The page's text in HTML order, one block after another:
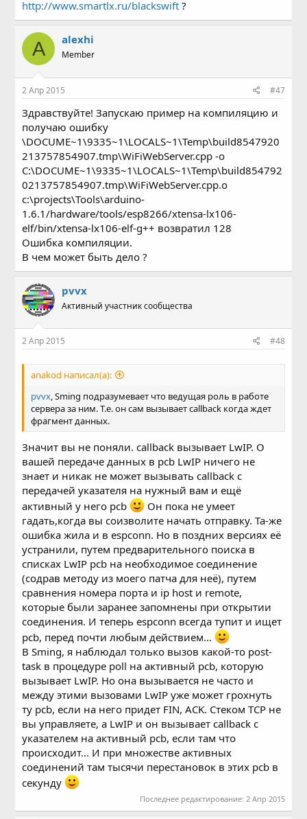
http://www.smartlx.ru/blackswift ?
A alexhi
Member
2 Апр 2015 #47
Здравствуйте! Запускаю пример на компиляцию и
получаю ошибку
\DOCUME~1\9335~1\LOCALS~1\Temp\build8547920
213757854907.tmp\WiFiWebServer.cpp -o
C:\DOCUME~1\9335~1\LOCALS~1\Temp\build854792
0213757854907.tmp\WiFiWebServer.cpp.o
c:\projects\Tools\arduino-
1.6.1/hardware/tools/esp8266/xtensa-lx106-
elf/bin/xtensa-lx106-elf-g++ возвратил 128
Ошибка компиляции.
В чем может быть дело ?
pvvx
Активный участник сообщества
2 Апр 2015 #48
anakod написал(а):
pvvx, Sming подразумевает что ведущая роль в работе
сервера за ним. Т.е. он сам вызывает callback когда ждет
фрагмент данных.
Значит вы не поняли. callback вызывает LwIP. О
вашей передаче данных в pcb LwIP ничего не
знает и никак не может вызывать callback c
передачей указателя на нужный вам и ещё
активный у него pcb
Он пока не умеет
гадать,когда вы соизволите начать отправку. Та-же
ошибка жила и в espconn. Но в поздних версиях её
устранили, путем предварительного поиска в
списках LwIP pcb на необходимое соединение
(содрав методу из моего патча для неё), путем
сравнения номера порта и ip host и remote,
которые были заранее запомнены при открытии
соединения. И теперь espconn всегда тупит и ищет
pcb, перед почти любым действием...
В Sming, я наблюдал только вызов какой-то post-
task в процедуре poll на активный pcb, которую
вызывает LwIP. Но она вызывается не часто и
между этими вызовами LwIP уже может грохнуть
ту pcb, если на него придет FIN, ACK. Стеком TCP не
вы управляете, а LwIP и он вызывает callback с
указателем на активный pcb, если там что
происходит... И при множестве активных
соединений там тысячи перестановок в этих pcb в
секунду
Последнее редактирование: 2 Апр 2015